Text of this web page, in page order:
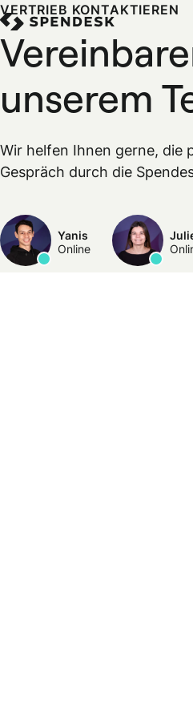
VERTRIEB KONTAKTIEREN
unserem
Wir helfen Ihnen gerne, die
Gespräch durch die
Yanis
Online